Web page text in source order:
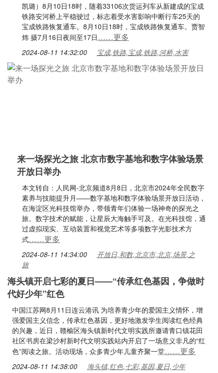
凯璐）8月10日18时，随着33106次货运列车从新建成的宝成
铁路安河桥上平稳驶过，标志着受水害影响中断行车25天的
宝成铁路恢复通车。8月10日18时，宝成铁路恢复通车。贾智
炜 摄7月16日夜间至17日……更多
2024-08-11 14:32:00 宝成,铁路,宝成,铁路,河桥,水害
来一场探光之旅 北京市数字基地和数字体验场景
开放日举办
本文转自：人民网-北京频道8月8日，北京市2024年全民数字
素养与技能提升月——数字基地和数字体验场景开放日活动，
在海淀区光科技馆举办，带领青年们体验一场神奇的探光之
旅。数字技术的赋能，让星辰大海触手可及。在光科技馆，通
过虚拟现实、互动装置和视觉艺术等多项数字光影技术方
式……更多
2024-08-11 14:34:00
开放日,和数,北京市,北京,场景,之
旅
海头镇开启七彩的夏日——“传承红色基因，争做时
代好少年”红色
中国江苏网8月11日连云港讯 为培养青少年的爱国主义情怀，增
强爱国主义信念，传承红色基因，更好地激发学生阅读红色经典
的兴趣，近日，赣榆区海头镇新时代文明实践所邀请青口镇花田
社区书房在梁沙村新时代文明实践站内开启了一场意义非凡的“红
色”阅读之旅。活动现场，众多青少年儿童齐聚一堂……更多
2024-08-11 14:38:00 海头镇,红色,七彩,基因,夏日,少年